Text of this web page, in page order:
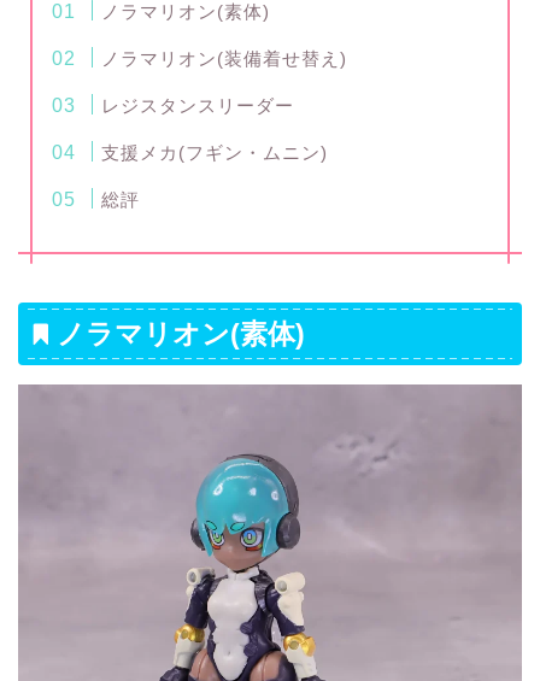
ノラマリオン(素体)
ノラマリオン(装備着せ替え)
レジスタンスリーダー
支援メカ(フギン・ムニン)
総評
ノラマリオン(素体)